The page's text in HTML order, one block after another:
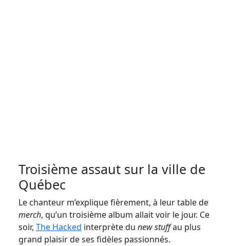
Troisième assaut sur la ville de
Québec
Le chanteur m’explique fièrement, à leur table de
merch, qu’un troisième album allait voir le jour. Ce
soir, The Hacked interprète du new stuffau plus
grand plaisir de ses fidèles passionnés.